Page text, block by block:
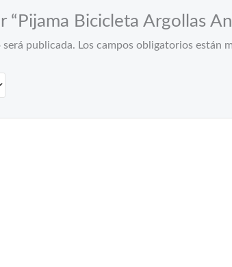
“Pijama Bicicleta Argollas
publicada. Los campos obligatorios están